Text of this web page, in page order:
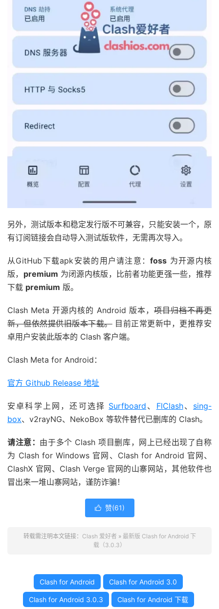
另外，测试版本和稳定发行版不可兼容，只能安装一个，原
有订阅链接会自动导入测试版软件，无需再次导入。
从GitHub下载apk安装的用户请注意：foss 为开源内核
版， premium 为闭源内核版，比前者功能更强一些，推荐
下载 premium 版。
Clash Meta 开源内核的 Android 版本， 项目归档不再更
新，但依然提供旧版本下载。目前正常更新中，更推荐安
卓用户安装此版本的 Clash 客户端。
Clash Meta for Android：
官方 Github Release 地址
安卓科学上网，还可选择 Surfboard 、 FlClash、 sing-
box、v2rayNG、NekoBox 等软件替代已删库的 Clash。
请注意： 由于多个 Clash 项目删库，网上已经出现了自称
为 Clash for Windows 官网、Clash for Android 官网、
ClashX 官网、Clash Verge 官网的山寨网站，其他软件也
冒出来一堆山寨网站，谨防诈骗！
 赞(61)
转载需注明本文链接： Clash 爱好者 » 最新版 Clash for Android 下
载（3.0.3）
Clash for Android Clash for Android 3.0
Clash for Android 3.0.3 Clash for Android 下载